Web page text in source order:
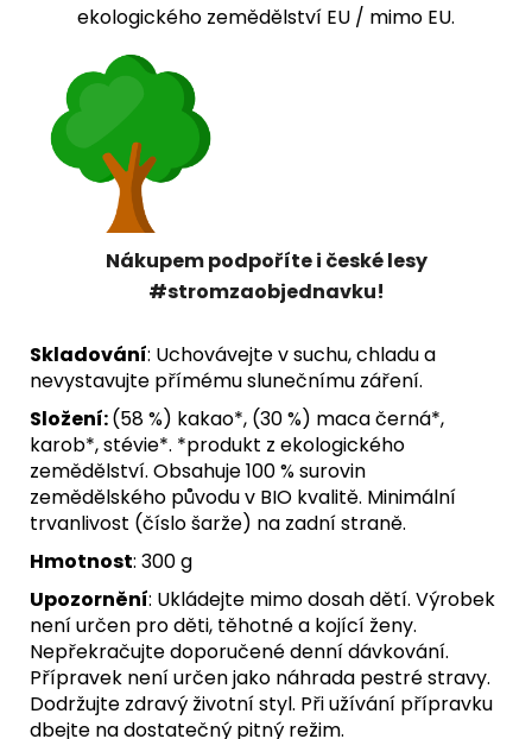
ekologického zemědělství EU / mimo EU.
Nákupem podpoříte i české lesy
#stromzaobjednavku!
Skladování: Uchovávejte v suchu, chladu a
nevystavujte přímému slunečnímu záření.
Složení:(58 %) kakao*, (30 %) maca černá*,
karob*, stévie*. *produkt z ekologického
zemědělství. Obsahuje 100 % surovin
zemědělského původu v BIO kvalitě. Minimální
trvanlivost (číslo šarže) na zadní straně.
Hmotnost: 300 g
Upozornění: Ukládejte mimo dosah dětí. Výrobek
není určen pro děti, těhotné a kojící ženy.
Nepřekračujte doporučené denní dávkování.
Přípravek není určen jako náhrada pestré stravy.
Dodržujte zdravý životní styl. Při užívání přípravku
dbejte na dostatečný pitný režim.